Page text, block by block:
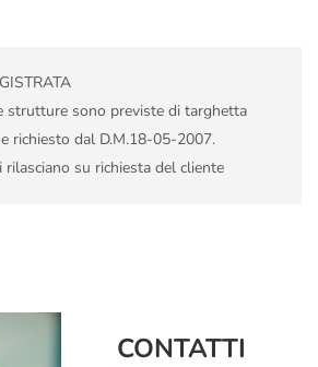
strutture sono previste di targhetta
richiesto dal D.M.18-05-2007.
rilasciano su richiesta del cliente
CONTATTI